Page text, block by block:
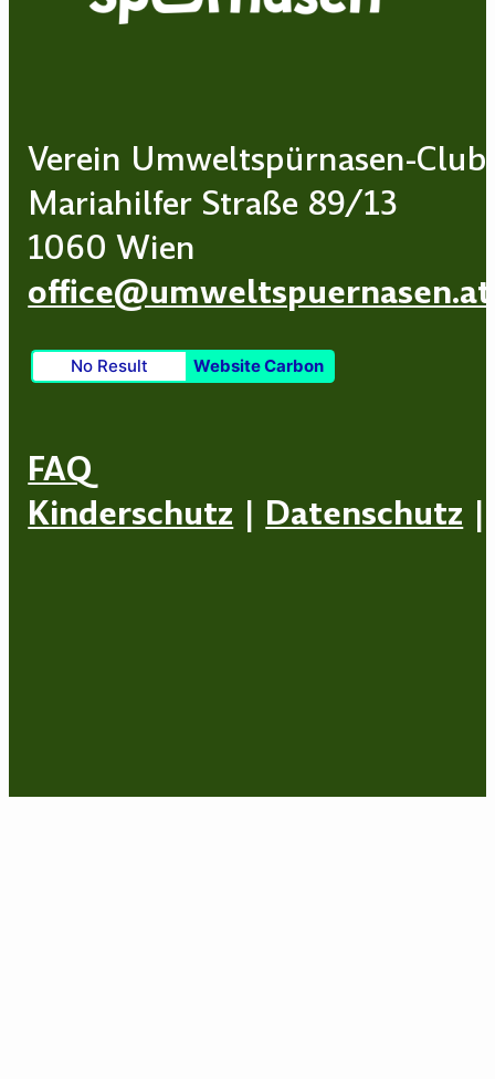
Verein Umweltspürnasen-Club
Mariahilfer Straße 89/13
1060 Wien
office@umweltspuernasen.at
No Result Website Carbon
FAQ
Kinderschutz | Datenschutz |